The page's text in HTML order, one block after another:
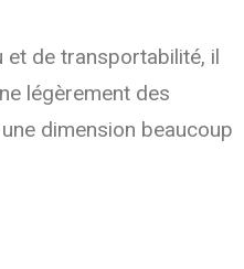
et de transportabilité, il
légèrement des
dimension beaucoup